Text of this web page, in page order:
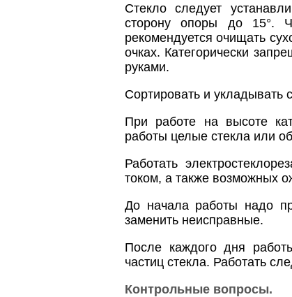
Стекло следует
сторону опоры до 15°.
рекомендуется очищать
очках. Категорически
руками.
Сортировать и укладывать
При работе на высоте
работы целые стекла или
Работать
током, а также возможных
До начала работы надо
заменить неисправные.
После каждого дня
частиц стекла. Работать
Контрольные вопросы.